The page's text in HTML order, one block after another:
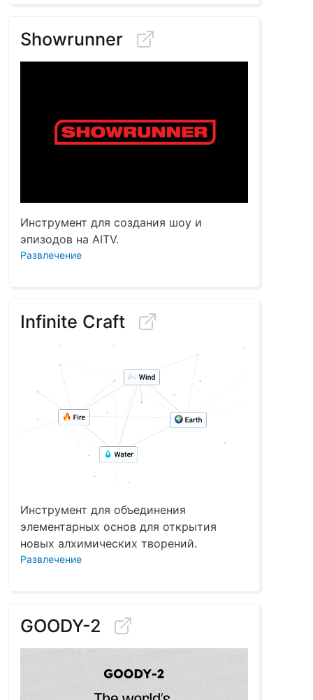
Showrunner
Инструмент для создания шоу и
эпизодов на AITV.
Развлечение
Infinite Craft
Инструмент для объединения
элементарных основ для открытия
новых алхимических творений.
Развлечение
GOODY-2